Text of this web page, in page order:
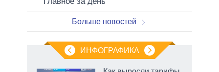
Больше новостей
ИНФОГРАФИКА